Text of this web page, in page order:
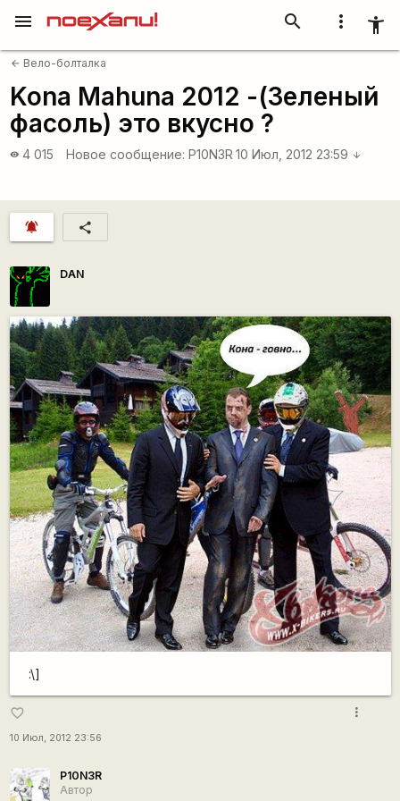
more_vert accessibility_new
search
menu
arrow_back Вело-болталка
Kona Mahuna 2012 -(Зеленый
фасоль) это вкусно ?
visibility 4 015 Новое сообщение: P10N3R 10 Июл, 2012 23:59 arrow_downward
notifications_active share
DAN
:\]
favorite_border
10 Июл, 2012 23:56
more_vert
P10N3R
Автор